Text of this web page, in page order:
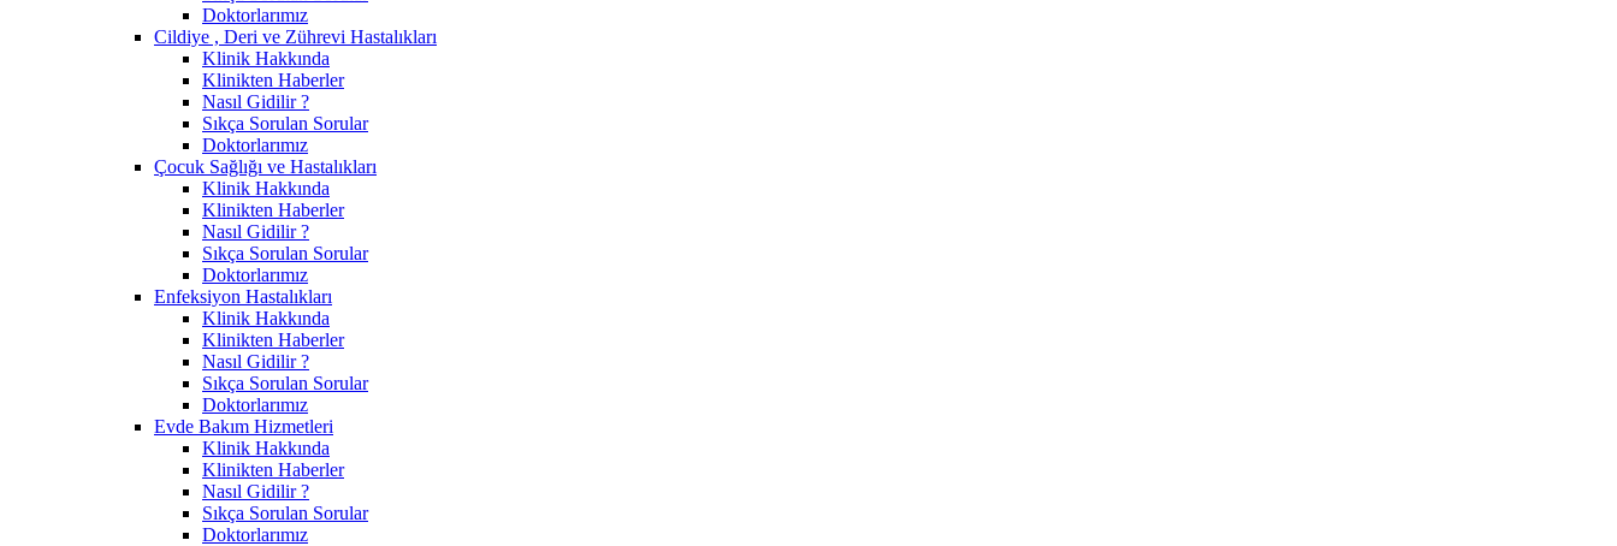
Doktorlarımız
Cildiye , Deri ve Zührevi Hastalıkları
Klinik Hakkında
Klinikten Haberler
Nasıl Gidilir ?
Sıkça Sorulan Sorular
Doktorlarımız
Çocuk Sağlığı ve Hastalıkları
Klinik Hakkında
Klinikten Haberler
Nasıl Gidilir ?
Sıkça Sorulan Sorular
Doktorlarımız
Enfeksiyon Hastalıkları
Klinik Hakkında
Klinikten Haberler
Nasıl Gidilir ?
Sıkça Sorulan Sorular
Doktorlarımız
Evde Bakım Hizmetleri
Klinik Hakkında
Klinikten Haberler
Nasıl Gidilir ?
Sıkça Sorulan Sorular
Doktorlarımız